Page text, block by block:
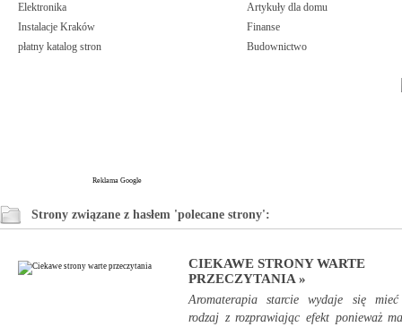
Elektronika
Instalacje Kraków
płatny katalog stron
Artykuły dla domu
Finanse
Budownictwo
Reklama Google
Strony związane z hasłem 'polecane strony':
CIEKAWE STRONY WARTE
PRZECZYTANIA »
Aromaterapia starcie wydaje się
rodzaj z rozprawiając efekt ponieważ